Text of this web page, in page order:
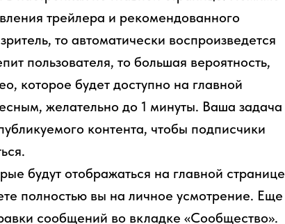
трейлера и рекомендованного
то автоматически воспроизведется
пользователя, то большая вероятность,
которое будет доступно на главной
желательно до 1 минуты. Ваша задача
контента, чтобы подписчики
будут отображаться на главной странице
полностью вы на личное усмотрение. Еще
сообщений во вкладке «Сообщество».